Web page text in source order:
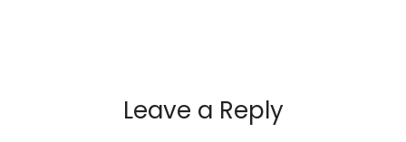
Leave a Reply